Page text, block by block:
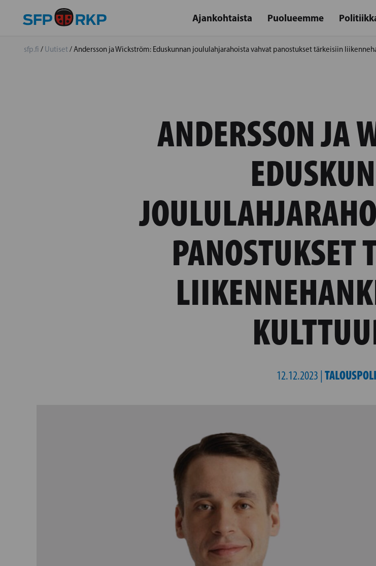
Ajankohtaista Puolueemme
sfp.fi / Uutiset/Andersson ja Wickström: Eduskunnan joululahjarahoista vahvat panostukset tärkeisiin
ANDERSSON JA
PANOSTUKSET
12.12.2023 |